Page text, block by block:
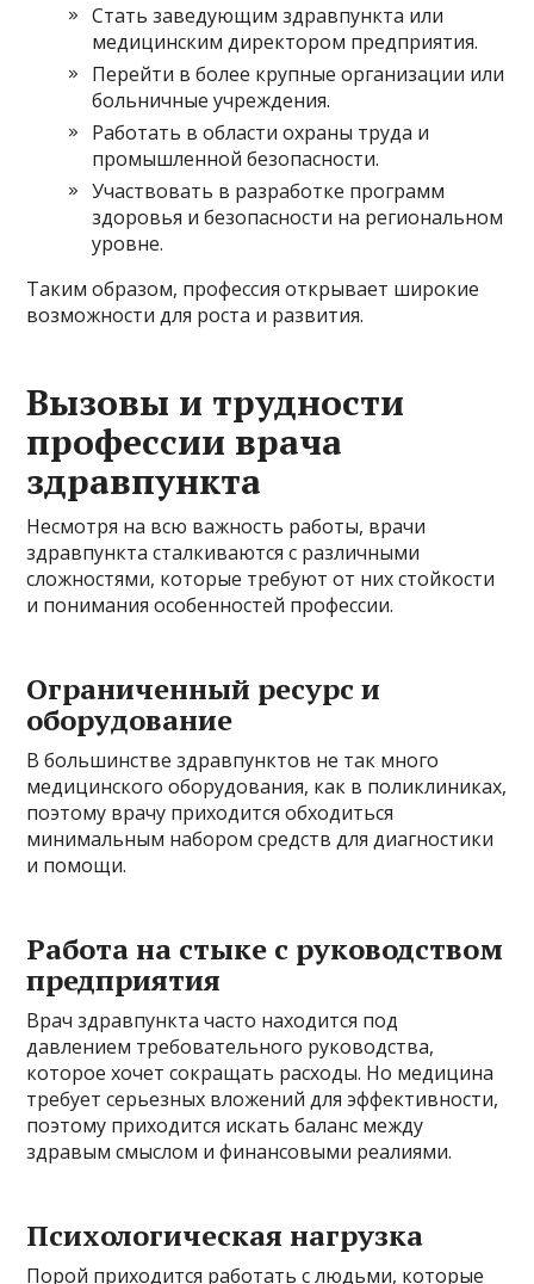
Стать заведующим здравпункта или
медицинским директором предприятия.
Перейти в более крупные организации или
больничные учреждения.
Работать в области охраны труда и
промышленной безопасности.
Участвовать в разработке программ
здоровья и безопасности на региональном
уровне.
Таким образом, профессия открывает широкие
возможности для роста и развития.
Вызовы и трудности
профессии врача
здравпункта
Несмотря на всю важность работы, врачи
здравпункта сталкиваются с различными
сложностями, которые требуют от них стойкости
и понимания особенностей профессии.
Ограниченный ресурс и
оборудование
В большинстве здравпунктов не так много
медицинского оборудования, как в поликлиниках,
поэтому врачу приходится обходиться
минимальным набором средств для диагностики
и помощи.
Работа на стыке с руководством
предприятия
Врач здравпункта часто находится под
давлением требовательного руководства,
которое хочет сокращать расходы. Но медицина
требует серьезных вложений для эффективности,
поэтому приходится искать баланс между
здравым смыслом и финансовыми реалиями.
Психологическая нагрузка
Порой приходится работать с людьми, которые